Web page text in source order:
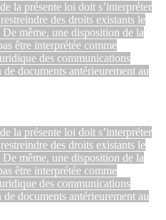
la présente loi doit s’interpréter
des droits existants le
même, une disposition de la
être interprétée comme
des communications
de documents antérieurement au
la présente loi doit s’interpréter
des droits existants le
même, une disposition de la
être interprétée comme
des communications
de documents antérieurement au